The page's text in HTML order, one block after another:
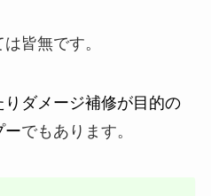
皆無です。
ダメージ補修が目的の
ーでもあります。